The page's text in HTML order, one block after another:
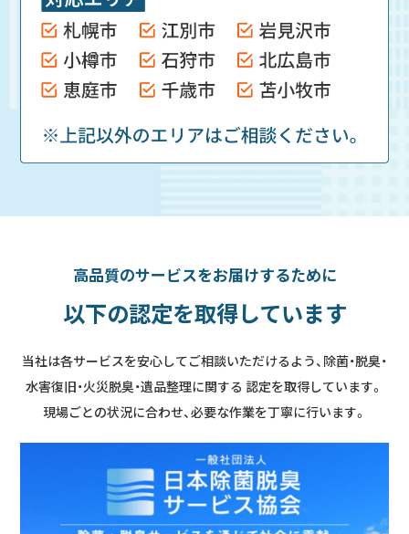
高品質のサービスをお届けするために
以下の認定を取得しています
当社は各サービスを安心してご相談いただけるよう、除菌・脱臭・
水害復旧・火災脱臭・遺品整理に関する 認定を取得しています。
現場ごとの状況に合わせ、必要な作業を丁寧に行います。